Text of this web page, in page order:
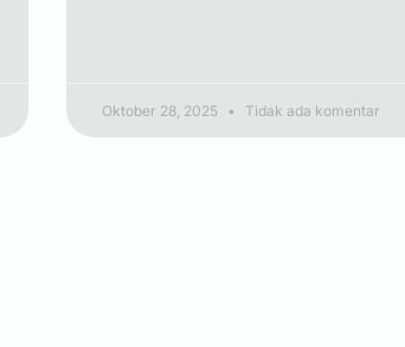
Oktober 28, 2025 Tidak ada komentar